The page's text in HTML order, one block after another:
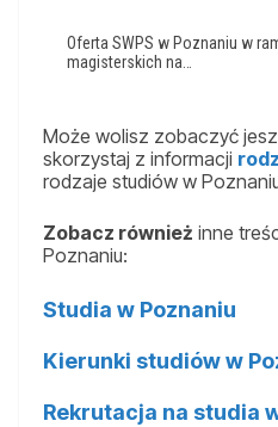
Oferta SWPS w Poznaniu w
magisterskich na…
Może wolisz zobaczyć
skorzystaj z informacji
rodzaje studiów w
Zobacz również inne
Poznaniu:
Studia w Poznaniu
Kierunki studiów w
Rekrutacja na studia